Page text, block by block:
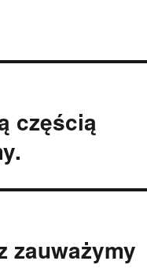
częścią
zauważymy